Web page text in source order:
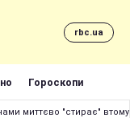
rbc.ua
Гороскопи
миттєво "стирає"